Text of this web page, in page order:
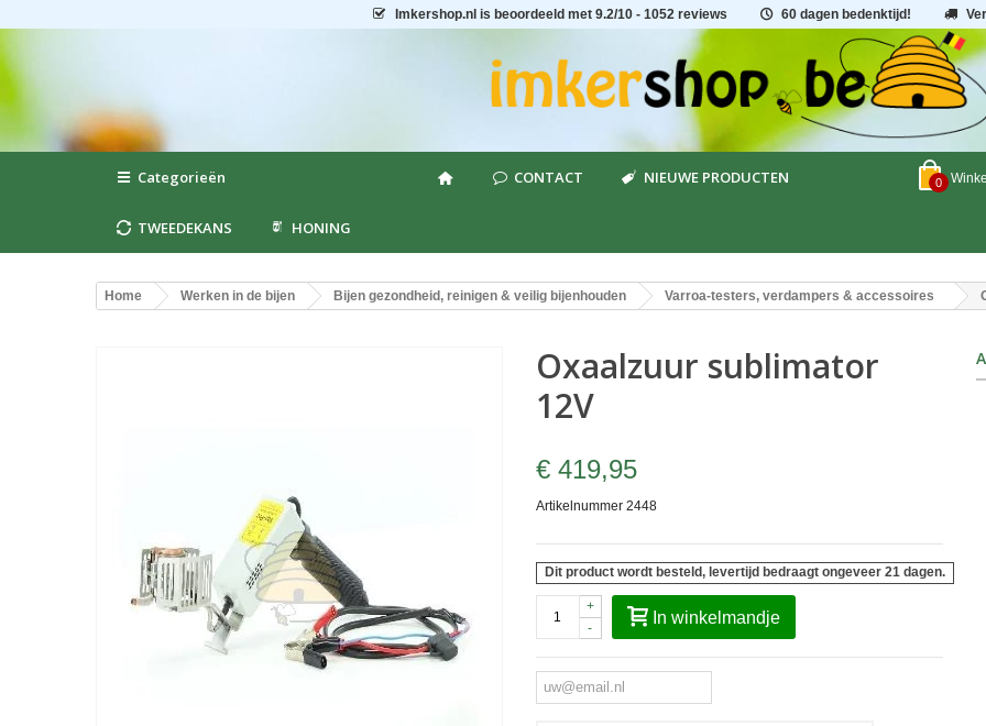
Imkershop.nl is beoordeeld met 9.2/10 - 1052 reviews 60 dagen bedenktijd!
0
Categorieën CONTACT NIEUWE PRODUCTEN
TWEEDEKANS HONING
Home Werken in de bijen Bijen gezondheid, reinigen & veilig bijenhouden Varroa-testers, verdampers & accessoires
Oxaalzuur sublimator
12V
€ 419,95
Artikelnummer 2448
Dit product wordt besteld, levertijd bedraagt ongeveer 21 dagen.
-
+
In winkelmandje